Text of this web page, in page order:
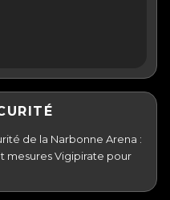
de la Narbonne Arena :
mesures Vigipirate pour